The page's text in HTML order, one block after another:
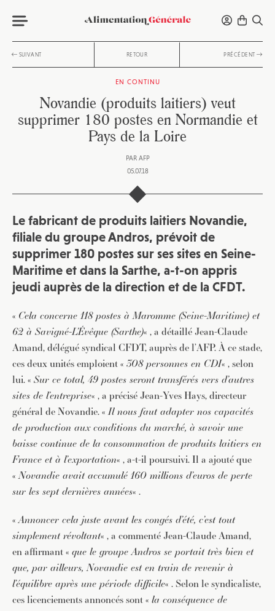
SUIVANT RETOUR PRÉCÉDENT
EN CONTINU
Novandie (produits laitiers) veut
supprimer 180 postes en Normandie et
Pays de la Loire
PAR AFP
05.07.18
Le fabricant de produits laitiers Novandie,
filiale du groupe Andros, prévoit de
supprimer 180 postes sur ses sites en Seine-
Maritime et dans la Sarthe, a-t-on appris
jeudi auprès de la direction et de la CFDT.
« Cela concerne 118 postes à Maromme (Seine-Maritime) et
62 à Savigné-L’Évêque (Sarthe)« , a détaillé Jean-Claude
Amand, délégué syndical CFDT, auprès de l’AFP. À ce stade,
ces deux unités emploient « 308 personnes en CDI« , selon
lui. « Sur ce total, 49 postes seront transférés vers d’autres
sites de l’entreprise« , a précisé Jean-Yves Hays, directeur
général de Novandie. «Il nous faut adapter nos capacités
de production aux conditions du marché, à savoir une
baisse continue de la consommation de produits laitiers en
France et à l’exportation« , a-t-il poursuivi. Il a ajouté que
«Novandie avait accumulé 160 millions d’euros de perte
sur les sept dernières années« .
«Annoncer cela juste avant les congés d’été, c’est tout
simplement révoltant« , a commenté Jean-Claude Amand,
en affirmant « que le groupe Andros se portait très bien et
que, par ailleurs, Novandie est en train de revenir à
l’équilibre après une période difficile« . Selon le syndicaliste,
ces licenciements annoncés sont « la conséquence de